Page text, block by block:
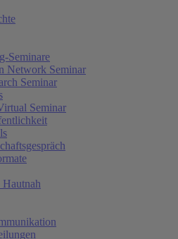
Seminare
Network Seminar
Seminar
Seminar